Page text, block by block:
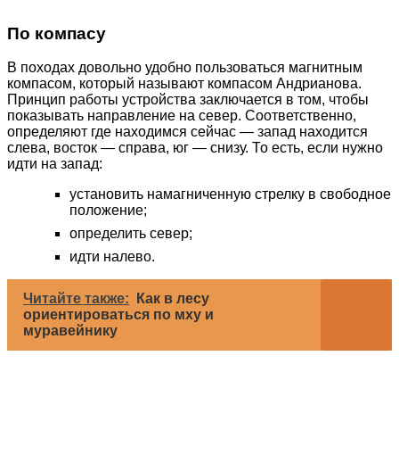
По компасу
В походах довольно удобно пользоваться магнитным
компасом, который называют компасом Андрианова.
Принцип работы устройства заключается в том, чтобы
показывать направление на север. Соответственно,
определяют где находимся сейчас — запад находится
слева, восток — справа, юг — снизу. То есть, если нужно
идти на запад:
установить намагниченную стрелку в свободное
положение;
определить север;
идти налево.
Читайте также:
Как в лесу
ориентироваться по мху и
муравейнику